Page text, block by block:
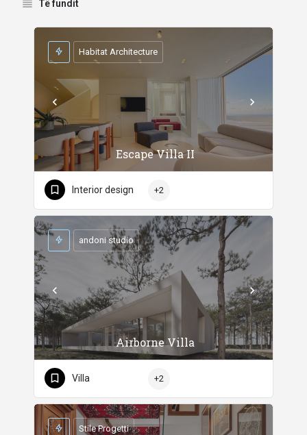
Të fundit
Escape Villa II
Habitat Architecture
Interior design +2
Airborne Villa
andoni studio
Villa +2
Stile Progetti